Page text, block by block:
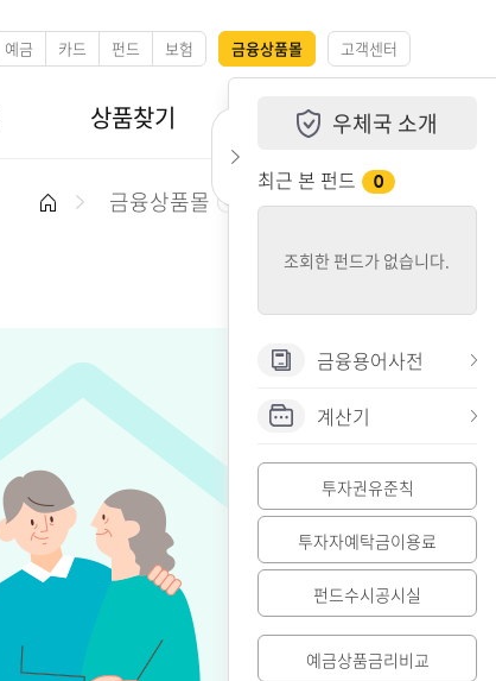
예금 카드 펀드 보험 금융상품몰 고객센터
상품찾기 우체국 소개
최근 본 펀드 0
조회한 펀드가 없습니다.
금융용어사전
계산기
투자권유준칙
투자자예탁금이용료
펀드수시공시실
예금상품금리비교
금융상품몰 펀드상품